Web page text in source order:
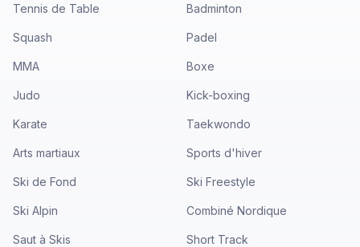
Tennis de Table Badminton
Squash Padel
MMA Boxe
Judo Kick-boxing
Karate Taekwondo
Arts martiaux Sports d'hiver
Ski de Fond Ski Freestyle
Ski Alpin Combiné Nordique
Saut à Skis Short Track